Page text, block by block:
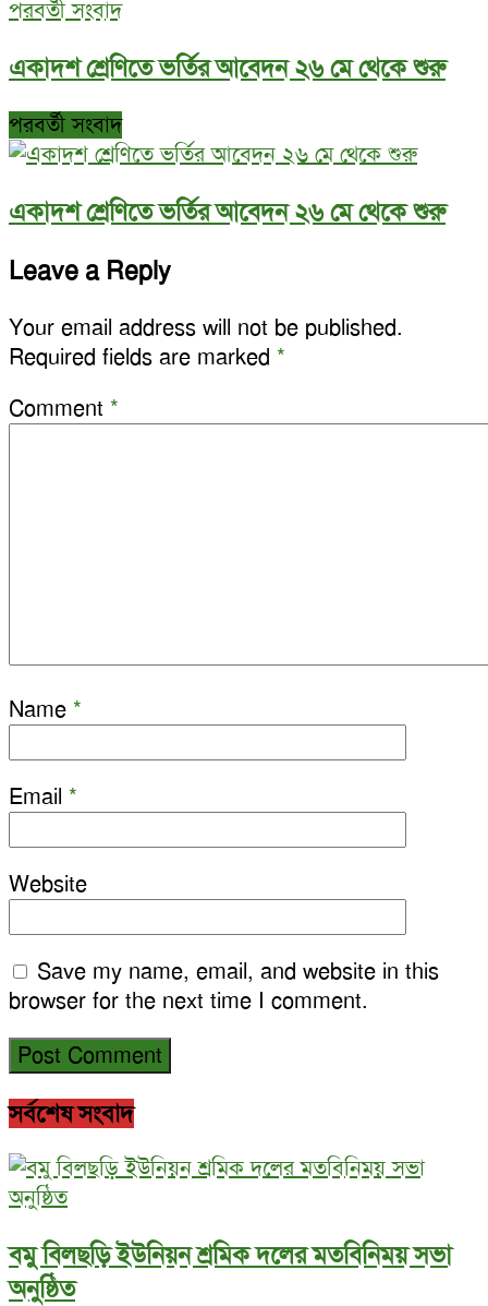
পরবর্তী সংবাদ
একাদশ শ্রেণিতে ভর্তির আবেদন ২৬ মে থেকে শুরু
পরবর্তী সংবাদ
একাদশ শ্রেণিতে ভর্তির আবেদন ২৬ মে থেকে শুরু
Leave a Reply
Your email address will not be published.
Required fields are marked *
Comment *
Name *
Email *
Website
Save my name, email, and website in this
browser for the next time I comment.
সর্বশেষ সংবাদ
বমু বিলছড়ি ইউনিয়ন শ্রমিক দলের মতবিনিময় সভা
অনুষ্ঠিত